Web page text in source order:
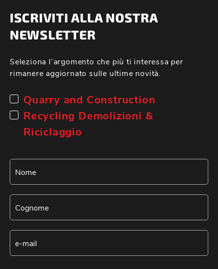
ISCRIVITI ALLA NOSTRA
NEWSLETTER
Seleziona l’argomento che più ti interessa per
rimanere aggiornato sulle ultime novità.
Quarry and Construction
Recycling Demolizioni &
Riciclaggio